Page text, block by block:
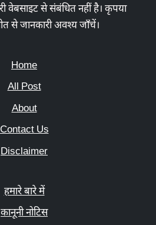
वेबसाइट से संबंधित नहीं है। कृपया
से जानकारी अवश्य जाँचें।
Home
All Post
About
Contact Us
Disclaimer
हमारे बारे में
कानूनी नोटिस